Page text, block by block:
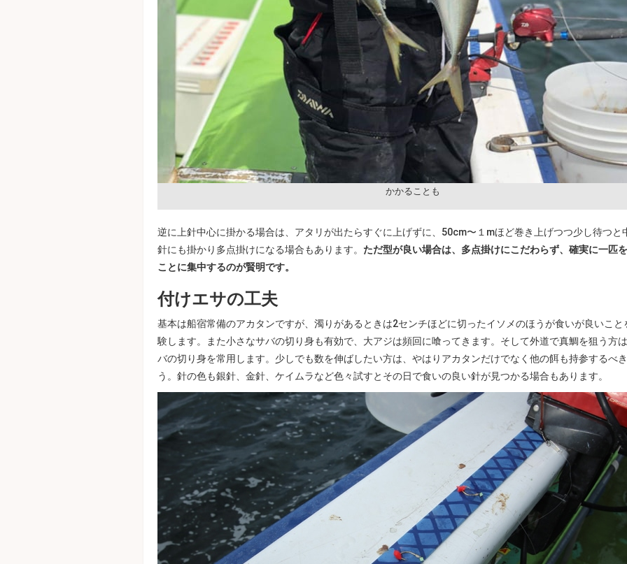
かかることも
逆に上針中心に掛かる場合は、アタリが出たらすぐに上げずに、50cm〜１mほど巻き上げつつ少し待つと
針にも掛かり多点掛けになる場合もあります。 ただ型が良い場合は、多点掛けにこだわらず、確実に一匹
ことに集中するのが賢明です。
付けエサの工夫
基本は船宿常備のアカタンですが、濁りがあるときは2センチほどに切ったイソメのほうが食いが良いこと
験します。また小さなサバの切り身も有効で、大アジは頻回に喰ってきます。そして外道で真鯛を狙う方
バの切り身を常用します。少しでも数を伸ばしたい方は、やはりアカタンだけでなく他の餌も持参するべ
う。針の色も銀針、金針、ケイムラなど色々試すとその日で食いの良い針が見つかる場合もあります。